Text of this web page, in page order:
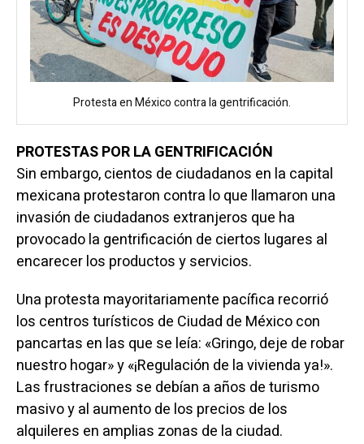
Protesta en México contra la gentrificación.
PROTESTAS POR LA GENTRIFICACIÓN
Sin embargo, cientos de ciudadanos en la capital
mexicana protestaron contra lo que llamaron una
invasión de ciudadanos extranjeros que ha
provocado la gentrificación de ciertos lugares al
encarecer los productos y servicios.
Una protesta mayoritariamente pacífica recorrió
los centros turísticos de Ciudad de México con
pancartas en las que se leía: «Gringo, deje de robar
nuestro hogar» y «¡Regulación de la vivienda ya!».
Las frustraciones se debían a años de turismo
masivo y al aumento de los precios de los
alquileres en amplias zonas de la ciudad.